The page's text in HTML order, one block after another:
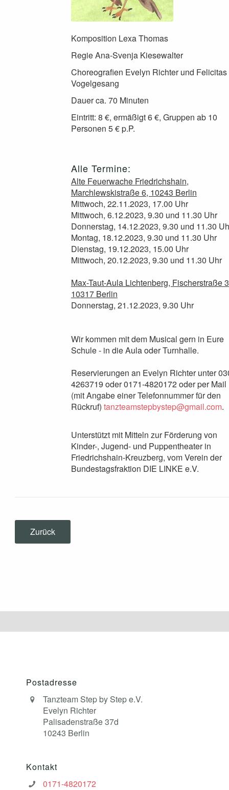
Komposition Lexa Thomas
Regie Ana-Svenja Kiesewalter
Choreografien Evelyn Richter und Felicitas
Vogelgesang
Dauer ca. 70 Minuten
Eintritt: 8 €, ermäßigt 6 €, Gruppen ab 10
Personen 5 € p.P.
Alle Termine:
Alte Feuerwache Friedrichshain,
Marchlewskistraße 6, 10243 Berlin
Mittwoch, 22.11.2023, 17.00 Uhr
Mittwoch, 6.12.2023, 9.30 und 11.30 Uhr
Donnerstag, 14.12.2023, 9.30 und 11.30
Montag, 18.12.2023, 9.30 und 11.30 Uhr
Dienstag, 19.12.2023, 15.00 Uhr
Mittwoch, 20.12.2023, 9.30 und 11.30 Uhr
Max-Taut-Aula Lichtenberg, Fischerstraße
10317 Berlin
Donnerstag, 21.12.2023, 9.30 Uhr
Wir kommen mit dem Musical gern in Eure
Schule - in die Aula oder Turnhalle.
Reservierungen an Evelyn Richter unter
4263719 oder 0171-4820172 oder per Mail
(mit Angabe einer Telefonnummer für den
Rückruf) tanzteamstepbystep@gmail.com.
Unterstützt mit Mitteln zur Förderung von
Kinder-, Jugend- und Puppentheater in
Friedrichshain-Kreuzberg, vom Verein der
Bundestagsfraktion DIE LINKE e.V.
Zurück
Postadresse
Tanzteam Step by Step e.V.
Evelyn Richter
Palisadenstraße 37d
10243 Berlin
Kontakt
0171-4820172